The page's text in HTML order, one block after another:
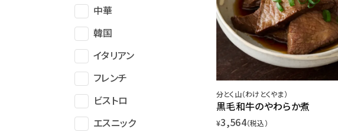
中華
韓国
イタリアン
フレンチ
ビストロ
エスニック
分とく山（わけとくやま）
黒毛和牛のやわらか煮
¥3,564（税込）